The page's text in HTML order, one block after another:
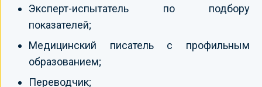
Эксперт-испытатель по подбору
показателей;
Медицинский писатель с профильным
образованием;
Переводчик;